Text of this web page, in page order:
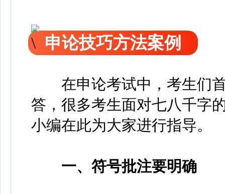
申论技巧方法案例
在申论考试中，考生们
答，很多考生面对七八千字
小编在此为大家进行指导。
一、符号批注要明确